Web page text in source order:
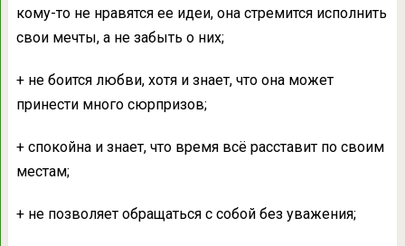
кому-то не нравятся ее идеи, она стремится исполнить
свои мечты, а не забыть о них;
+ не боится любви, хотя и знает, что она может
принести много сюрпризов;
+ спокойна и знает, что время всё расставит по своим
местам;
+ не позволяет обращаться с собой без уважения;